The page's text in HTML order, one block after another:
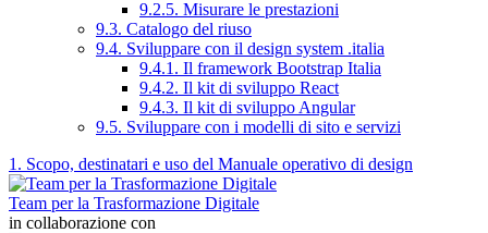
9.2.5. Misurare le prestazioni
9.3. Catalogo del riuso
9.4. Sviluppare con il design system .italia
9.4.1. Il framework Bootstrap Italia
9.4.2. Il kit di sviluppo React
9.4.3. Il kit di sviluppo Angular
9.5. Sviluppare con i modelli di sito e servizi
1. Scopo, destinatari e uso del Manuale operativo di design
Team per la Trasformazione Digitale
in collaborazione con